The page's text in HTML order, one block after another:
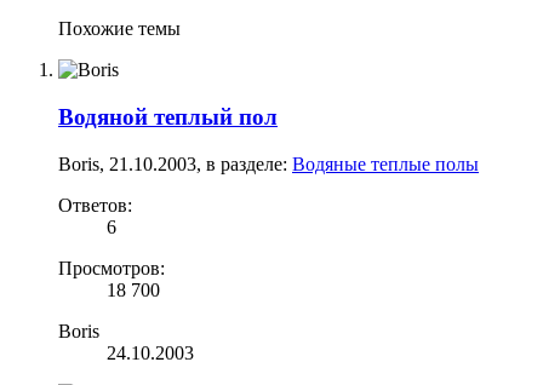
Похожие темы
Водяной теплый пол
Boris, 21.10.2003, в разделе: Водяные теплые полы
Ответов:
6
Просмотров:
18 700
Boris
24.10.2003